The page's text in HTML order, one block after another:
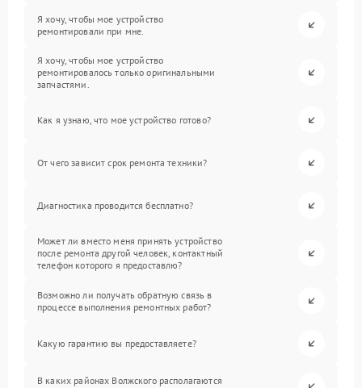
Я хочу, чтобы мое устройство
ремонтировали при мне.
Я хочу, чтобы мое устройство
ремонтировалось только оригинальными
запчастями.
Как я узнаю, что мое устройство готово?
От чего зависит срок ремонта техники?
Диагностика проводится бесплатно?
Может ли вместо меня принять устройство
после ремонта другой человек, контактный
телефон которого я предоставлю?
Возможно ли получать обратную связь в
процессе выполнения ремонтных работ?
Какую гарантию вы предоставляете?
В каких районах Волжского располагаются